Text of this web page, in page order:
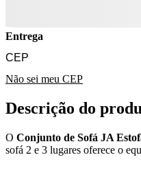
Entrega
Não sei meu CEP
Descrição do
O Conjunto de Sofá JA
sofá 2 e 3 lugares oferece o